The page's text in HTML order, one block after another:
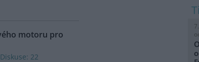
motoru pro
Diskuse: 22